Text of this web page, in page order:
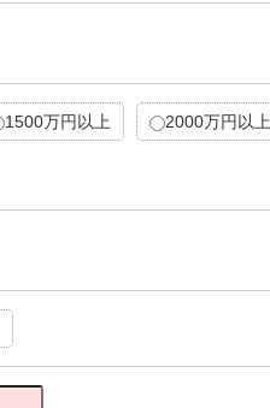
1500万円以上 2000万円以上